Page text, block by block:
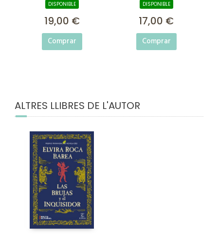
DISPONIBLE
19,00 €
Comprar
DISPONIBLE
17,00 €
Comprar
ALTRES LLIBRES DE L'AUTOR